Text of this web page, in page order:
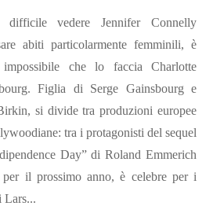
vedere Jennifer Connelly
abiti particolarmente femminili, è
impossibile che lo faccia Charlotte
Figlia di Serge Gainsbourg e
si divide tra produzioni europee
tra i protagonisti del sequel
Day” di Roland Emmerich
per il prossimo anno, è celebre per i
Lars...